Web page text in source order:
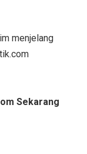
menjelang
Sekarang